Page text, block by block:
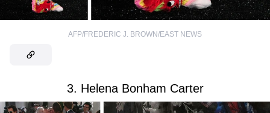
AFP/FREDERIC J. BROWN/EAST NEWS
3. Helena Bonham Carter